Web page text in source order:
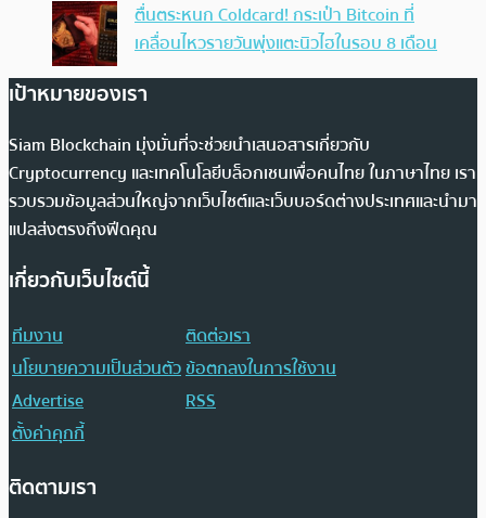
ตื่นตระหนก Coldcard! กระเป๋า Bitcoin ที่
เคลื่อนไหวรายวันพุ่งแตะนิวไฮในรอบ 8 เดือน
เป้าหมายของเรา
Siam Blockchain มุ่งมั่นที่จะช่วยนำเสนอสารเกี่ยวกับ
Cryptocurrency และเทคโนโลยีบล็อกเชนเพื่อคนไทย ในภาษาไทย เรา
รวบรวมข้อมูลส่วนใหญ่จากเว็บไซต์และเว็บบอร์ดต่างประเทศและนำมา
แปลส่งตรงถึงฟีดคุณ
เกี่ยวกับเว็บไซต์นี้
ทีมงาน
ติดต่อเรา
นโยบายความเป็นส่วนตัวข้อตกลงในการใช้งาน
Advertise
RSS
ตั้งค่าคุกกี้
ติดตามเรา